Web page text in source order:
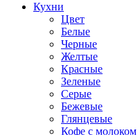
Кухни
Цвет
Белые
Черные
Желтые
Красные
Зеленые
Серые
Бежевые
Глянцевые
Кофе с молоком